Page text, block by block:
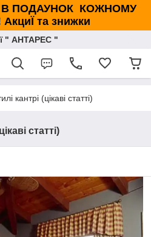
В ПОДАУНОК КОЖНОМУ
та знижки
" АНТАРЕС "
кантрі (цікаві статті)
статті)